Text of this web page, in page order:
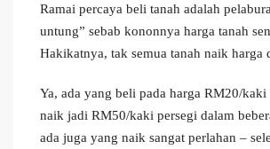
Ramai percaya beli tanah adalah
untung” sebab kononnya harga tanah
Hakikatnya, tak semua tanah naik harga
Ya, ada yang beli pada harga RM20/kaki
naik jadi RM50/kaki persegi dalam
ada juga yang naik sangat perlahan –